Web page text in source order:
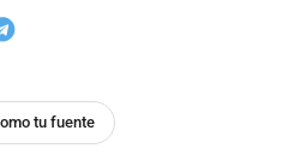
tu fuente